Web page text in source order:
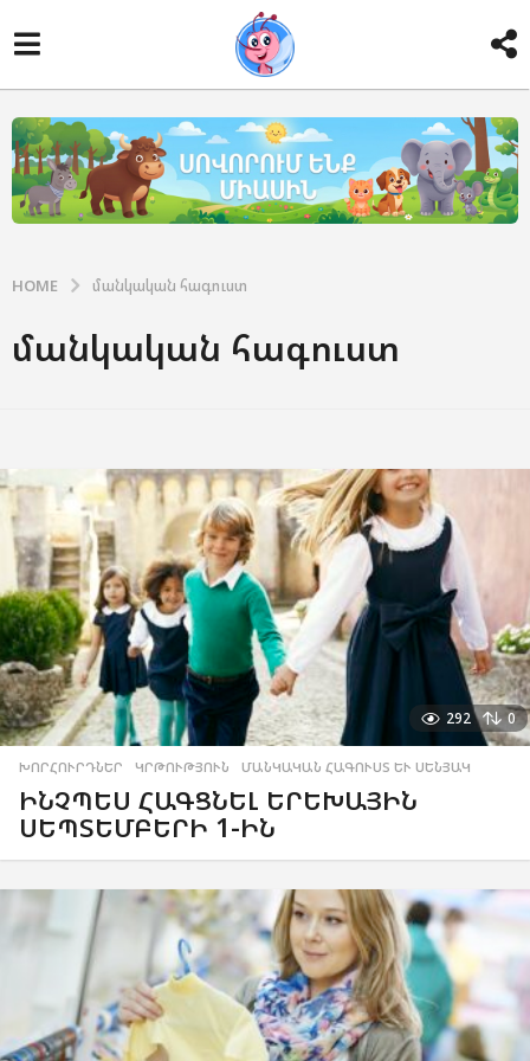
HOME մանկական հագուստ
մանկական հագուստ
292 0
ԽՈՐՀՈՒՐԴՆԵՐ ,ԿՐԹՈՒԹՅՈՒՆ ,ՄԱՆԿԱԿԱՆ ՀԱԳՈՒՍՏ ԵՒ ՍԵՆՅԱԿ
ԻՆՉՊԵՍ ՀԱԳՑՆԵԼ ԵՐԵԽԱՅԻՆ
ՍԵՊՏԵՄԲԵՐԻ 1-ԻՆ